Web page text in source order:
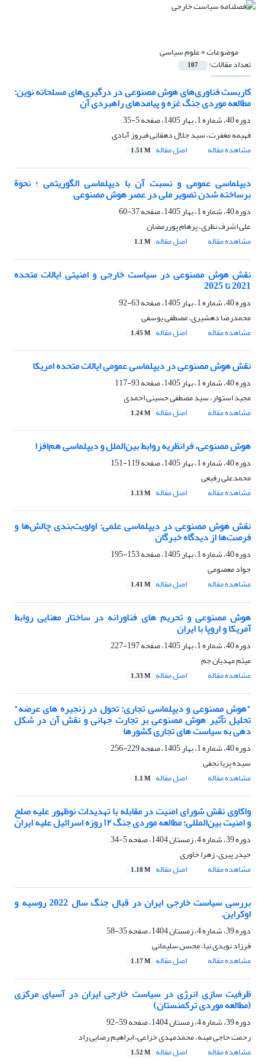
موضوعات =علوم سیاسی
تعداد مقالات: 107
کاربست فناوری‌های هوش مصنوعی در درگیری‌های مسلحانه نوین:
مطالعه موردی جنگ غزه و پیامدهای راهبردی آن
دوره 40، شماره 1، بهار 1405، صفحه
5-35
فهیمه مغفرت، سید جلال دهقانی فیروز آبادی
مشاهده مقاله
اصل مقاله 1.51 M
دیپلماسی عمومی و نسبت آن با دیپلماسی الگوریتمی ؛ نحوة
برساخته شدن تصویر ملی در عصر هوش مصنوعی
دوره 40، شماره 1، بهار 1405، صفحه
37-60
علی اشرف نظری، پرهام پوررمضان
مشاهده مقاله
اصل مقاله 1.1 M
نقش هوش مصنوعی در سیاست خارجی و امنیتی ایالات متحده
2021 تا 2025
دوره 40، شماره 1، بهار 1405، صفحه
63-92
محمدرضا دهشیری، مصطفی یوسفی
مشاهده مقاله
اصل مقاله 1.45 M
نقش هوش مصنوعی در دیپلماسی عمومی ایالات متحده امریکا
دوره 40، شماره 1، بهار 1405، صفحه
93-117
مجید استوار، سید مصطفی حسینی احمدی
مشاهده مقاله
اصل مقاله 1.24 M
هوش مصنوعی، فرانظریه روابط بین‌الملل و دیپلماسی هم‌افزا
دوره 40، شماره 1، بهار 1405، صفحه
119-151
محمدعلی رفیعی
مشاهده مقاله
اصل مقاله 1.13 M
نقش هوش مصنوعی در دیپلماسی علمی: اولویت‌بندی چالش‌ها و
فرصت‌ها از دیدگاه خبرگان
دوره 40، شماره 1، بهار 1405، صفحه
153-195
جواد معصومی
مشاهده مقاله
اصل مقاله 1.41 M
هوش مصنوعی و تحریم های فناورانه در ساختار معنایی روابط
آمریکا و اروپا با ایران
دوره 40، شماره 1، بهار 1405، صفحه
197-227
میثم مهدیان جم
مشاهده مقاله
اصل مقاله 1.33 M
"هوش مصنوعی و دیپلماسی تجاری: تحول در زنجیره های عرضه"
تحلیل تآثیر هوش مصنوعی بر تجارت جهانی و نقش آن در شکل
دهی به سیاست های تجاری کشورها
دوره 40، شماره 1، بهار 1405، صفحه
229-256
سیده پریا نجفی
مشاهده مقاله
اصل مقاله 1.1 M
واکاوی نقش شورای امنیت در مقابله با تهدیدات نوظهور علیه صلح
و امنیت بین‌المللی؛ مطالعه موردی جنگ ۱۲ روزه اسرائیل علیه ایران
دوره 39، شماره 4، زمستان 1404، صفحه
5-34
حیدر پیری، زهرا خاوری
مشاهده مقاله
اصل مقاله 1.18 M
بررسی سیاست خارجی ایران در قبال جنگ سال 2022 روسیه و
اوکراین.
دوره 39، شماره 4، زمستان 1404، صفحه
35-58
فرزاد نویدی نیا، محسن سلیمانی
مشاهده مقاله
اصل مقاله 1.17 M
ظرفیت سازی انرژی در سیاست خارجی ایران در آسیای مرکزی
(مطالعه موردی ترکمنستان)
دوره 39، شماره 4، زمستان 1404، صفحه
59-92
رحمت حاجی مینه، محمدمهدی خزاعی، ابراهیم رضایی راد
مشاهده مقاله
اصل مقاله 1.52 M